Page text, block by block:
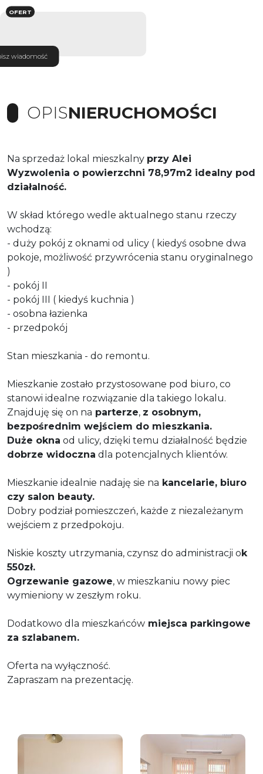
wiadomość
OFERT
OPISNIERUCHOMOŚCI
Na sprzedaż lokal mieszkalny przy Alei
Wyzwolenia o powierzchni 78,97m2 idealny pod
działalność.
W skład którego wedle aktualnego stanu rzeczy
wchodzą:
- duży pokój z oknami od ulicy ( kiedyś osobne dwa
pokoje, możliwość przywrócenia stanu oryginalnego
)
- pokój II
- pokój III ( kiedyś kuchnia )
- osobna łazienka
- przedpokój
Stan mieszkania - do remontu.
Mieszkanie zostało przystosowane pod biuro, co
stanowi idealne rozwiązanie dla takiego lokalu.
Znajduję się on na parterze, z osobnym,
bezpośrednim wejściem do mieszkania.
Duże okna od ulicy, dzięki temu działalność będzie
dobrze widoczna dla potencjalnych klientów.
Mieszkanie idealnie nadaję sie na kancelarie, biuro
czy salon beauty.
Dobry podział pomieszczeń, każde z niezależanym
wejściem z przedpokoju.
Niskie koszty utrzymania, czynsz do administracji ok
550zł.
Ogrzewanie gazowe, w mieszkaniu nowy piec
wymieniony w zeszłym roku.
Dodatkowo dla mieszkańców miejsca parkingowe
za szlabanem.
Oferta na wyłączność.
Zapraszam na prezentację.